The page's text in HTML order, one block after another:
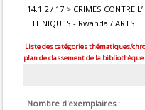
14.1.2 / 17 > CRIMES CONTRE
ETHNIQUES - Rwanda / ARTS
Liste des catégories thématiques/
plan de classement de la bibliothèque
Nombre d'exemplaires :